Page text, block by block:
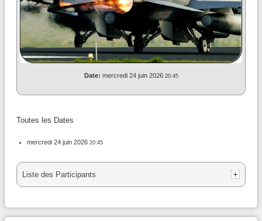
Date: mercredi 24 juin 2026 20:45
Toutes les Dates
mercredi 24 juin 2026 20:45
Liste des Participants
AlphaFox(1)